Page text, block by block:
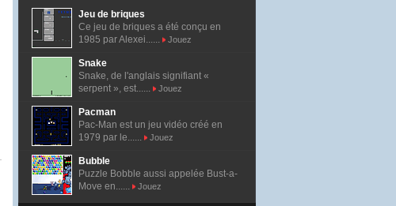
Jeu de briques
Ce jeu de briques a été conçu en
1985 par Alexei......
Jouez
Snake
Snake, de l'anglais signifiant «
serpent », est......
Jouez
Pacman
Pac-Man est un jeu vidéo créé en
1979 par le......
Jouez
Bubble
Puzzle Bobble aussi appelée Bust-a-
Move en......
Jouez